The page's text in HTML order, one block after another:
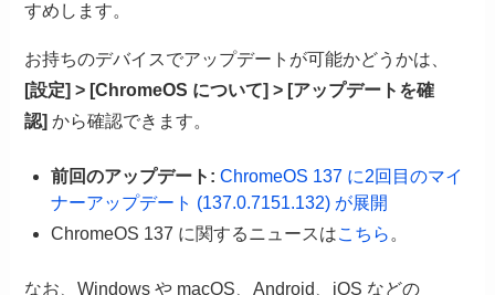
すめします。
お持ちのデバイスでアップデートが可能かどうかは、
[設定] > [ChromeOS について] > [アップデートを確
認] から確認できます。
前回のアップデート:ChromeOS 137 に2回目のマイ
ナーアップデート (137.0.7151.132) が展開
ChromeOS 137 に関するニュースはこちら 。
なお、Windows や macOS、Android、iOS などの